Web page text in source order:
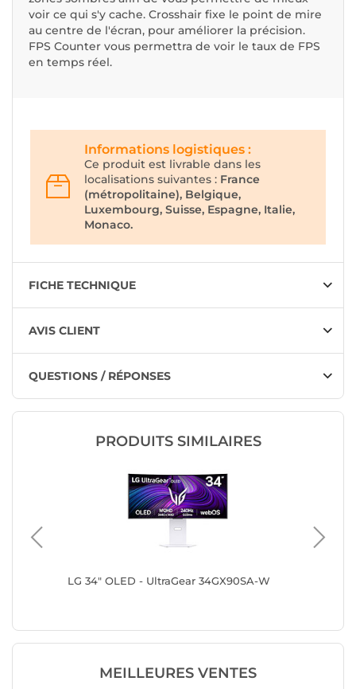
voir ce qui s'y cache. Crosshair fixe le point de mire
au centre de l'écran, pour améliorer la précision.
FPS Counter vous permettra de voir le taux de FPS
en temps réel.
Informations logistiques :
Ce produit est livrable dans les
localisations suivantes : France
(métropolitaine), Belgique,
Luxembourg, Suisse, Espagne, Italie,
Monaco.
FICHE TECHNIQUE
AVIS CLIENT
QUESTIONS / RÉPONSES
PRODUITS SIMILAIRES
LG 34" OLED - UltraGear 34GX90SA-W
MEILLEURES VENTES